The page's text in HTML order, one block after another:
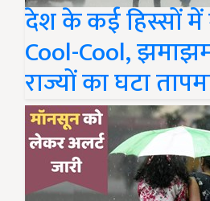
देश के कई हिस्सों
Cool-Cool,
राज्यों का घटा